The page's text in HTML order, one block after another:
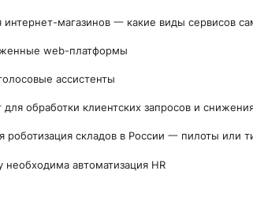
магазинов 一 какие виды сервисов
web-платформы
ассистенты
обработки клиентских запросов и
роботизация складов в России 一 пилоты или
автоматизация HR